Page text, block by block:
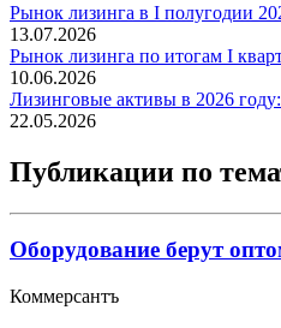
Рынок лизинга в I полугодии
13.07.2026
Рынок лизинга по итогам I
10.06.2026
Лизинговые активы в 2026
22.05.2026
Публикации по
Оборудование берут
Коммерсантъ